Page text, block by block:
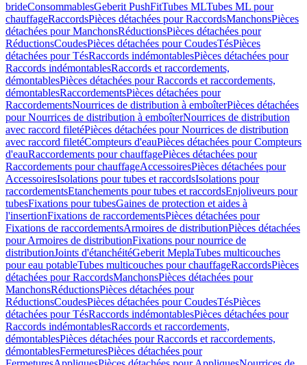
brideConsommablesGeberit PushFitTubes MLTubes ML pour
chauffageRaccordsPièces détachées pour RaccordsManchonsPièces
détachées pour ManchonsRéductionsPièces détachées pour
RéductionsCoudesPièces détachées pour CoudesTésPièces
détachées pour TésRaccords indémontablesPièces détachées pour
Raccords indémontablesRaccords et raccordements,
démontablesPièces détachées pour Raccords et raccordements,
démontablesRaccordementsPièces détachées pour
RaccordementsNourrices de distribution à emboîterPièces détachées
pour Nourrices de distribution à emboîterNourrices de distribution
avec raccord filetéPièces détachées pour Nourrices de distribution
avec raccord filetéCompteurs d'eauPièces détachées pour Compteurs
d'eauRaccordements pour chauffagePièces détachées pour
Raccordements pour chauffageAccessoiresPièces détachées pour
AccessoiresIsolations pour tubes et raccordsIsolations pour
raccordementsEtanchements pour tubes et raccordsEnjoliveurs pour
tubesFixations pour tubesGaines de protection et aides à
l'insertionFixations de raccordementsPièces détachées pour
Fixations de raccordementsArmoires de distributionPièces détachées
pour Armoires de distributionFixations pour nourrice de
distributionJoints d'étanchéitéGeberit MeplaTubes multicouches
pour eau potableTubes multicouches pour chauffageRaccordsPièces
détachées pour RaccordsManchonsPièces détachées pour
ManchonsRéductionsPièces détachées pour
RéductionsCoudesPièces détachées pour CoudesTésPièces
détachées pour TésRaccords indémontablesPièces détachées pour
Raccords indémontablesRaccords et raccordements,
démontablesPièces détachées pour Raccords et raccordements,
démontablesFermeturesPièces détachées pour